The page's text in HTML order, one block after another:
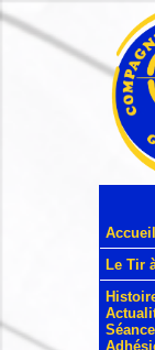
Accueil
Le Tir